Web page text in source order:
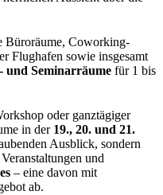
Büroräume, Coworking-
Flughafen sowie insgesamt
und Seminarräume für 1 bis
oder ganztägiger
in der 19., 20. und 21.
Ausblick, sondern
und
– eine davon mit
ab.